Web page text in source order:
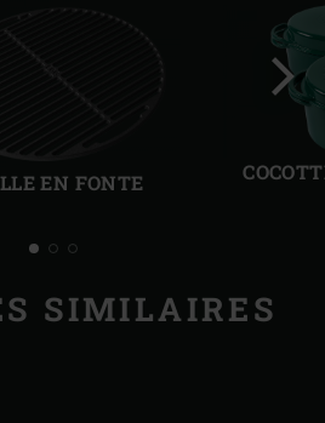
EN FONTE
SIMILAIRES